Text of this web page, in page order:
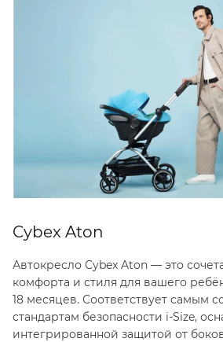
Cybex Aton
Автокресло Cybex Aton — это
комфорта и стиля для вашего
18 месяцев. Соответствует самым
стандартам безопасности i-Size,
интегрированной защитой от